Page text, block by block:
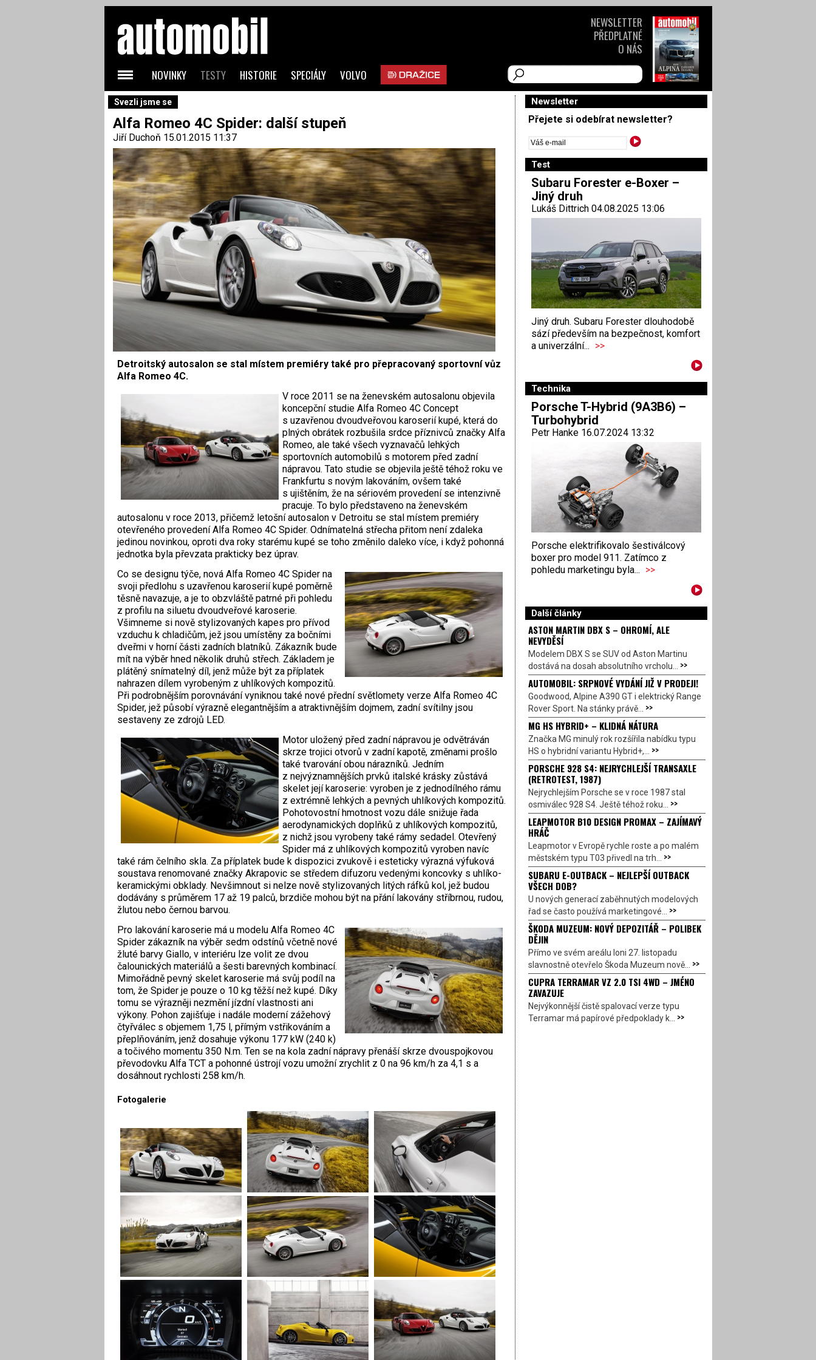
Svezli jsme se
Alfa Romeo 4C Spider: další stupeň
Jiří Duchoň 15.01.2015 11:37
Detroitský autosalon se stal místem premiéry také pro přepracovaný sportovní vůz
Alfa Romeo 4C.
V roce 2011 se na ženevském autosalonu objevila
koncepční studie Alfa Romeo 4C Concept
s uzavřenou dvoudveřovou karoserií kupé, která do
plných obrátek rozbušila srdce příznivců značky Alfa
Romeo, ale také všech vyznavačů lehkých
sportovních automobilů s motorem před zadní
nápravou. Tato studie se objevila ještě téhož roku ve
Frankfurtu s novým lakováním, ovšem také
s ujištěním, že na sériovém provedení se intenzivně
pracuje. To bylo představeno na ženevském
autosalonu v roce 2013, přičemž letošní autosalon v Detroitu se stal místem premiéry
otevřeného provedení Alfa Romeo 4C Spider. Odnímatelná střecha přitom není zdaleka
jedinou novinkou, oproti dva roky starému kupé se toho změnilo daleko více, i když pohonná
jednotka byla převzata prakticky bez úprav.
Co se designu týče, nová Alfa Romeo 4C Spider na
svoji předlohu s uzavřenou karoserií kupé poměrně
těsně navazuje, a je to obzvláště patrné při pohledu
z profilu na siluetu dvoudveřové karoserie.
Všimneme si nově stylizovaných kapes pro přívod
vzduchu k chladičům, jež jsou umístěny za bočními
dveřmi v horní části zadních blatníků. Zákazník bude
mít na výběr hned několik druhů střech. Základem je
plátěný snímatelný díl, jenž může být za příplatek
nahrazen dílem vyrobeným z uhlíkových kompozitů.
Při podrobnějším porovnávání vyniknou také nové přední světlomety verze Alfa Romeo 4C
Spider, jež působí výrazně elegantnějším a atraktivnějším dojmem, zadní svítilny jsou
sestaveny ze zdrojů LED.
Motor uložený před zadní nápravou je odvětráván
skrze trojici otvorů v zadní kapotě, změnami prošlo
také tvarování obou nárazníků. Jedním
z nejvýznamnějších prvků italské krásky zůstává
skelet její karoserie: vyroben je z jednodílného rámu
z extrémně lehkých a pevných uhlíkových kompozitů.
Pohotovostní hmotnost vozu dále snižuje řada
aerodynamických doplňků z uhlíkových kompozitů,
z nichž jsou vyrobeny také rámy sedadel. Otevřený
Spider má z uhlíkových kompozitů vyroben navíc
také rám čelního skla. Za příplatek bude k dispozici zvukově i esteticky výrazná výfuková
soustava renomované značky Akrapovic se středem difuzoru vedenými koncovky s uhlíko-
keramickými obklady. Nevšimnout si nelze nově stylizovaných litých ráfků kol, jež budou
dodávány s průměrem 17 až 19 palců, brzdiče mohou být na přání lakovány stříbrnou, rudou,
žlutou nebo černou barvou.
Pro lakování karoserie má u modelu Alfa Romeo 4C
Spider zákazník na výběr sedm odstínů včetně nové
žluté barvy Giallo, v interiéru lze volit ze dvou
čalounických materiálů a šesti barevných kombinací.
Mimořádně pevný skelet karoserie má svůj podíl na
tom, že Spider je pouze o 10 kg těžší než kupé. Díky
tomu se výrazněji nezmění jízdní vlastnosti ani
výkony. Pohon zajišťuje i nadále moderní zážehový
čtyřválec s objemem 1,75 l, přímým vstřikováním a
přeplňováním, jenž dosahuje výkonu 177 kW (240 k)
a točivého momentu 350 N.m. Ten se na kola zadní nápravy přenáší skrze dvouspojkovou
převodovku Alfa TCT a pohonné ústrojí vozu umožní zrychlit z 0 na 96 km/h za 4,1 s a
dosáhnout rychlosti 258 km/h.
Fotogalerie
Newsletter
Přejete si odebírat newsletter?
Test
Subaru Forester e-Boxer –
Jiný druh
Lukáš Dittrich 04.08.2025 13:06
Jiný druh. Subaru Forester dlouhodobě
sází především na bezpečnost, komfort
a univerzální... >>
Technika
Porsche T-Hybrid (9A3B6) –
Turbohybrid
Petr Hanke 16.07.2024 13:32
Porsche elektrifikovalo šestiválcový
boxer pro model 911. Zatímco z
pohledu marketingu byla... >>
Další články
ASTON MARTIN DBX S – OHROMÍ, ALE
NEVYDĚSÍ
Modelem DBX S se SUV od Aston Martinu
dostává na dosah absolutního vrcholu... >>
AUTOMOBIL: SRPNOVÉ VYDÁNÍ JIŽ V PRODEJI!
Goodwood, Alpine A390 GT i elektrický Range
Rover Sport. Na stánky právě... >>
MG HS HYBRID+ – KLIDNÁ NÁTURA
Značka MG minulý rok rozšířila nabídku typu
HS o hybridní variantu Hybrid+,... >>
PORSCHE 928 S4: NEJRYCHLEJŠÍ TRANSAXLE
(RETROTEST, 1987)
Nejrychlejším Porsche se v roce 1987 stal
osmiválec 928 S4. Ještě téhož roku... >>
LEAPMOTOR B10 DESIGN PROMAX – ZAJÍMAVÝ
HRÁČ
Leapmotor v Evropě rychle roste a po malém
městském typu T03 přivedl na trh... >>
SUBARU E-OUTBACK – NEJLEPŠÍ OUTBACK
VŠECH DOB?
U nových generací zaběhnutých modelových
řad se často používá marketingové... >>
ŠKODA MUZEUM: NOVÝ DEPOZITÁŘ – POLIBEK
DĚJIN
Přímo ve svém areálu loni 27. listopadu
slavnostně otevřelo Škoda Muzeum nově... >>
CUPRA TERRAMAR VZ 2.0 TSI 4WD – JMÉNO
ZAVAZUJE
Nejvýkonnější čistě spalovací verze typu
Terramar má papírové předpoklady k... >>
NOVINKY TESTY HISTORIE SPECIÁLY VOLVO
NEWSLETTER
PŘEDPLATNÉ
O NÁS